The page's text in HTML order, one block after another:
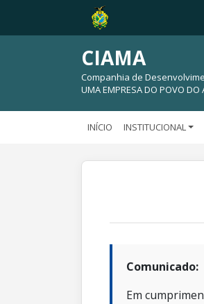
CIAMA
Companhia de
UMA EMPRESA DO POVO DO
INÍCIO INSTITUCIONAL
Comunicado:
Em